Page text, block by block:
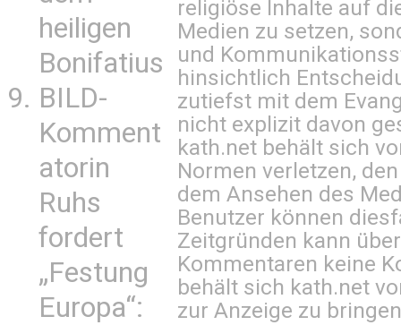
heiligen
Bonifatius
BILD-
Komment
atorin
Ruhs
fordert
„Festung
Europa“:
religiöse Inhalte auf
Medien zu setzen,
und
hinsichtlich
zutiefst mit dem
nicht explizit davon
kath.net behält sich
Normen verletzen,
dem Ansehen des
Benutzer können
Zeitgründen kann
Kommentaren keine
behält sich kath.net
zur Anzeige zu